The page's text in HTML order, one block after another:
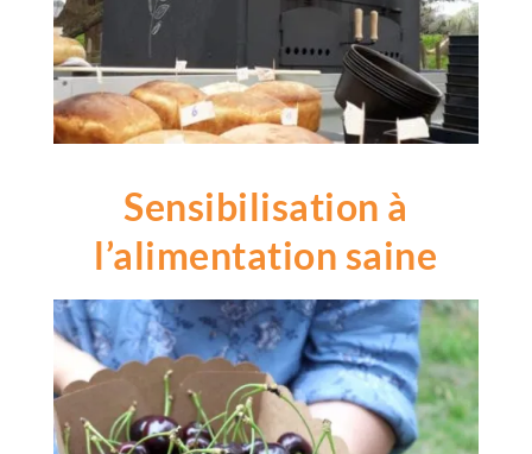
Sensibilisation à
l’alimentation saine